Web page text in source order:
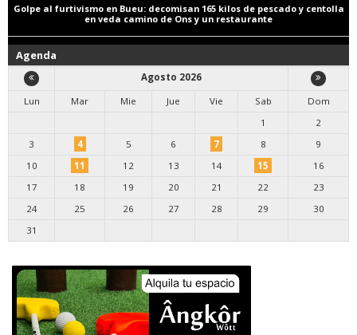
Golpe al furtivismo en Bueu: decomisan 165 kilos de pescado y centolla
en veda camino de Ons y un restaurante
Agenda
Agosto 2026
Lun
Mar Mie Jue Vie Sab
Dom
1
2
3
4 5 6 7 8
9
10
11 12 13 14 15
16
17
18 19 20 21 22
23
24
25 26 27 28 29
30
31